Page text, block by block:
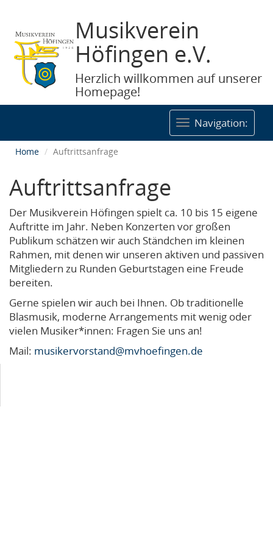
Musikverein
Höfingen e.V.
Herzlich willkommen auf unserer
Homepage!
Navigation:
Home Auftrittsanfrage
Auftrittsanfrage
Der Musikverein Höfingen spielt ca. 10 bis 15 eigene
Auftritte im Jahr. Neben Konzerten vor großen
Publikum schätzen wir auch Ständchen im kleinen
Rahmen, mit denen wir unseren aktiven und passiven
Mitgliedern zu Runden Geburtstagen eine Freude
bereiten.
Gerne spielen wir auch bei Ihnen. Ob traditionelle
Blasmusik, moderne Arrangements mit wenig oder
vielen Musiker*innen: Fragen Sie uns an!
Mail: musikervorstand@mvhoefingen.de